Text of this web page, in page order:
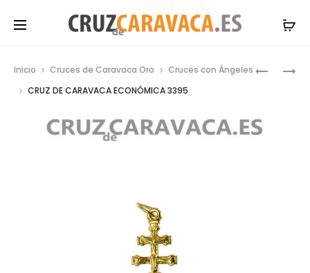
Inicio Cruces de Caravaca Oro
Cruces con Ángeles
CRUZ DE CARAVACA ECONÓMICA 3395